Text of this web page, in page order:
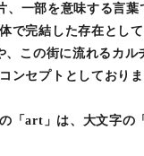
一部を意味する言葉
で完結した存在として
、この街に流れるカ
ンセプトとしておりま
「art」は、大文字の